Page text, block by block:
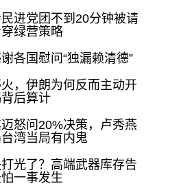
进党团不到20分钟被请
绿营策略
各国慰问“独漏赖清德”
，伊朗为何反而主动开
后算计
怒问20%决策，卢秀燕
湾当局有内鬼
光了？高端武器库存告
一事发生